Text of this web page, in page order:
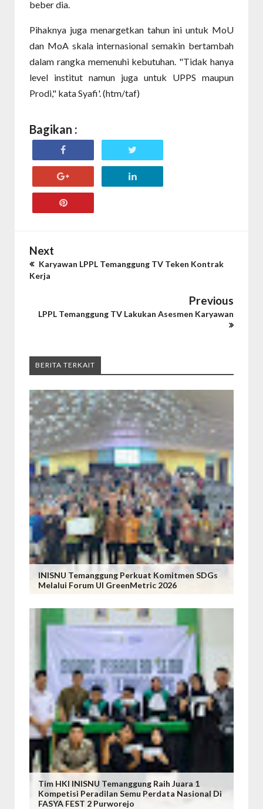
beber dia.
Pihaknya juga menargetkan tahun ini untuk MoU
dan MoA skala internasional semakin bertambah
dalam rangka memenuhi kebutuhan. "Tidak hanya
level institut namun juga untuk UPPS maupun
Prodi," kata Syafi'. (htm/taf)
Bagikan :
Next
Karyawan LPPL Temanggung TV Teken Kontrak
Kerja
Previous
LPPL Temanggung TV Lakukan Asesmen Karyawan
BERITA TERKAIT
INISNU Temanggung Perkuat Komitmen SDGs
Melalui Forum UI GreenMetric 2026
Tim HKI INISNU Temanggung Raih Juara 1
Kompetisi Peradilan Semu Perdata Nasional Di
FASYA FEST 2 Purworejo